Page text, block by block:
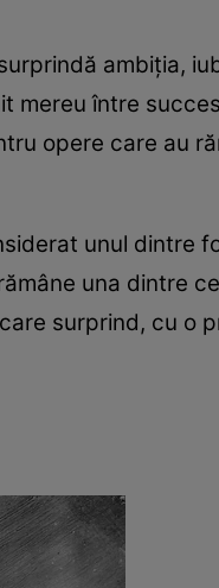
ambiția,
mereu între
opere care au
unul dintre
una dintre
surprind, cu o